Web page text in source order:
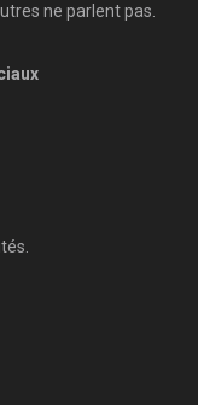
ne parlent pas.